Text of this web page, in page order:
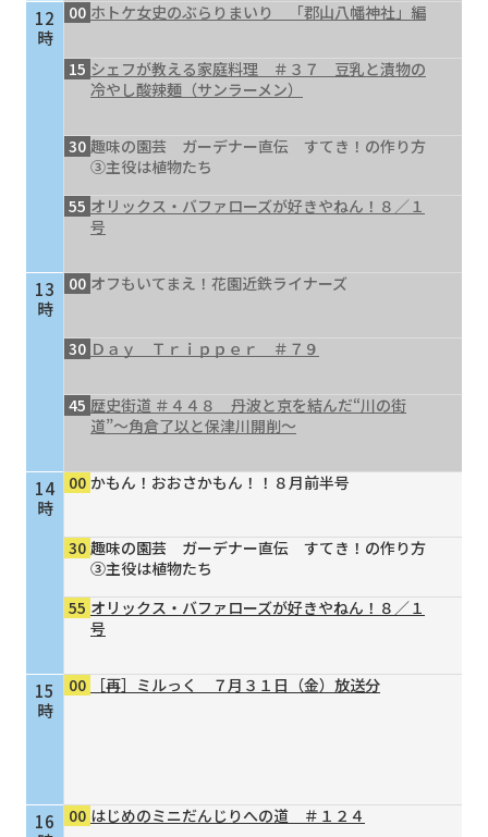
12
時
13
時
14
時
15
時
16
00 ホトケ女史のぶらりまいり 「郡山八幡神社」編
15 シェフが教える家庭料理 ＃３７ 豆乳と漬物の
冷やし酸辣麺（サンラーメン）
30 趣味の園芸 ガーデナー直伝 すてき！の作り方
③主役は植物たち
55 オリックス・バファローズが好きやねん！８／１
号
00 オフもいてまえ！花園近鉄ライナーズ
30 Ｄａｙ Ｔｒｉｐｐｅｒ ＃７９
45 歴史街道 ＃４４８ 丹波と京を結んだ“川の街
道”～角倉了以と保津川開削～
00 かもん！おおさかもん！！８月前半号
30 趣味の園芸 ガーデナー直伝 すてき！の作り方
③主役は植物たち
55 オリックス・バファローズが好きやねん！８／１
号
00 ［再］ミルっく ７月３１日（金）放送分
00 はじめのミニだんじりへの道 ＃１２４